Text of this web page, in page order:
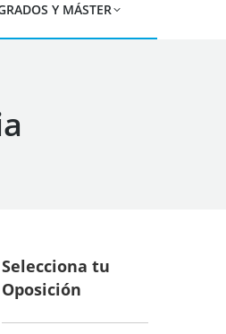
Y MÁSTER
Selecciona tu
Oposición